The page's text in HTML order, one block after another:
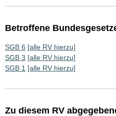
Betroffene
SGB 6 [alle RV hierzu]
SGB 3 [alle RV hierzu]
SGB 1 [alle RV hierzu]
Zu diesem RV